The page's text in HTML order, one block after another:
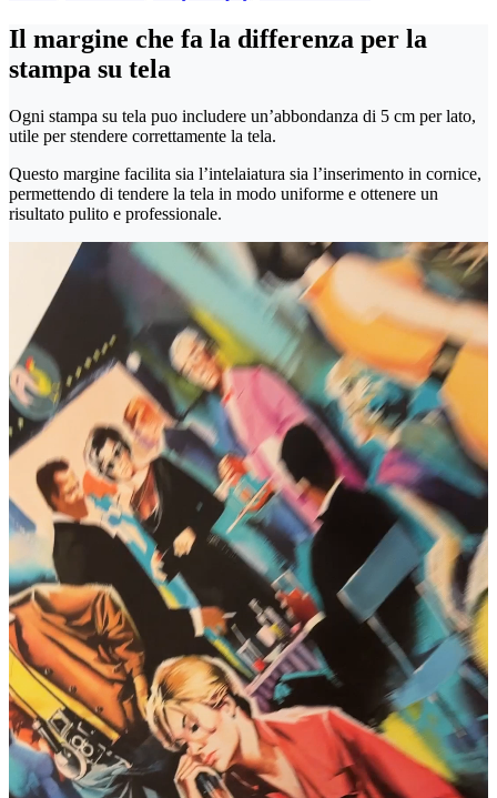
Il margine che fa la differenza per la
stampa su tela
Ogni stampa su tela puo includere un’abbondanza di 5 cm per lato,
utile per stendere correttamente la tela.
Questo margine facilita sia l’intelaiatura sia l’inserimento in cornice,
permettendo di tendere la tela in modo uniforme e ottenere un
risultato pulito e professionale.